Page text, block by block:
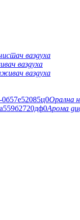
ваздуха
ваздуха
ваздуха
Орална
Арома